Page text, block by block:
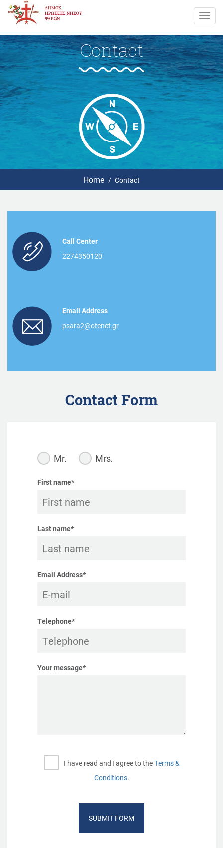
Contact
Home Contact
Call Center
2274350120
Email Address
psara2@otenet.gr
Contact Form
Mr. Mrs.
First name*
Last name*
Email Address*
Telephone*
Your message*
I have read and I agree to theTerms &
Conditions.
SUBMIT FORM